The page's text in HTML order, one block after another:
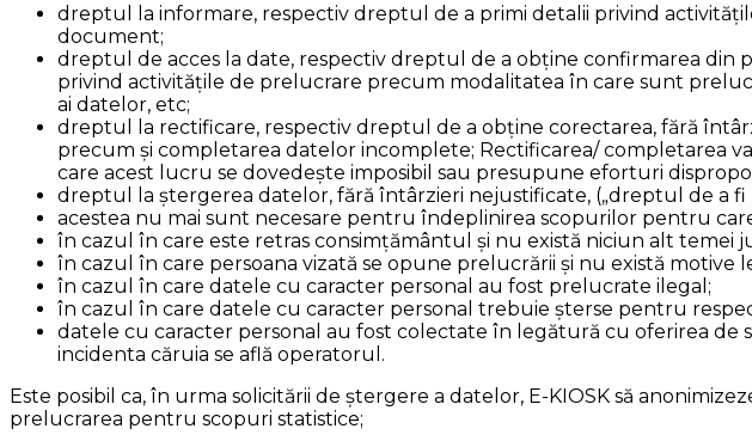
dreptul la informare, respectiv dreptul de a primi detalii privind
document;
dreptul de acces la date, respectiv dreptul de a obține confirmarea din
privind activitățile de prelucrare precum modalitatea în care sunt
ai datelor, etc;
dreptul la rectificare, respectiv dreptul de a obține corectarea, fără
precum și completarea datelor incomplete; Rectificarea/ completarea
care acest lucru se dovedește imposibil sau presupune eforturi
dreptul la ștergerea datelor, fără întârzieri nejustificate, („dreptul de a
acestea nu mai sunt necesare pentru îndeplinirea scopurilor pentru
în cazul în care este retras consimțământul și nu există niciun alt temei
în cazul în care persoana vizată se opune prelucrării și nu există motive
în cazul în care datele cu caracter personal au fost prelucrate ilegal;
în cazul în care datele cu caracter personal trebuie șterse pentru
datele cu caracter personal au fost colectate în legătură cu oferirea
incidenta căruia se află operatorul.
Este posibil ca, în urma solicitării de ștergere a datelor, E-KIOSK să
prelucrarea pentru scopuri statistice;